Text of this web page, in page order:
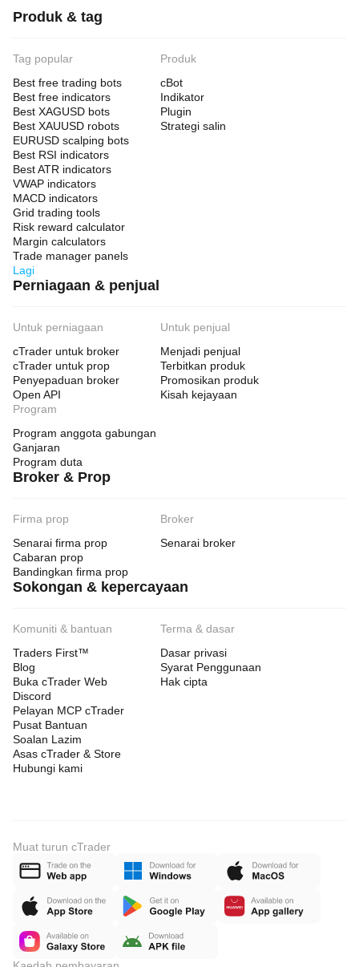
Produk & tag
Tag popular
Best free trading bots
Best free indicators
Best XAGUSD bots
Best XAUUSD robots
EURUSD scalping bots
Best RSI indicators
Best ATR indicators
VWAP indicators
MACD indicators
Grid trading tools
Risk reward calculator
Margin calculators
Trade manager panels
Lagi
Produk
cBot
Indikator
Plugin
Strategi salin
Perniagaan & penjual
Untuk perniagaan
cTrader untuk broker
cTrader untuk prop
Penyepaduan broker
Open API
Untuk penjual
Menjadi penjual
Terbitkan produk
Promosikan produk
Kisah kejayaan
Program
Program anggota gabungan
Ganjaran
Program duta
Broker & Prop
Firma prop
Senarai firma prop
Cabaran prop
Bandingkan firma prop
Broker
Senarai broker
Sokongan & kepercayaan
Komuniti & bantuan
Traders First™
Blog
Buka cTrader Web
Discord
Pelayan MCP cTrader
Pusat Bantuan
Soalan Lazim
Asas cTrader & Store
Hubungi kami
Terma & dasar
Dasar privasi
Syarat Penggunaan
Hak cipta
Muat turun cTrader